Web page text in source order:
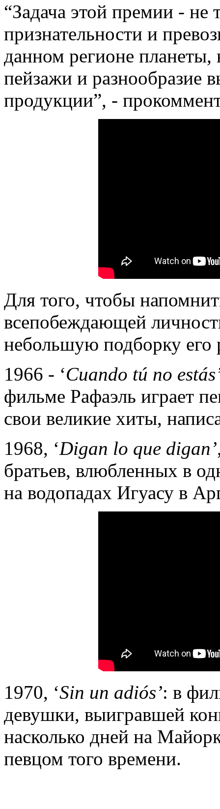
“Задача этой премии - не
признательности и
данном регионе планеты,
пейзажи и разнообразие
продукции”, -
Для того, чтобы
всепобеждающей
небольшую подборку его
1966 - ‘Cuando tú no está
фильме Рафаэль играет
свои великие хиты,
1968, ‘Digan lo que digan’
братьев, влюбленных в
на водопадах Игуасу в
1970, ‘Sin un adiós’: в
девушки, выигравшей
насколько дней на
певцом того времени.